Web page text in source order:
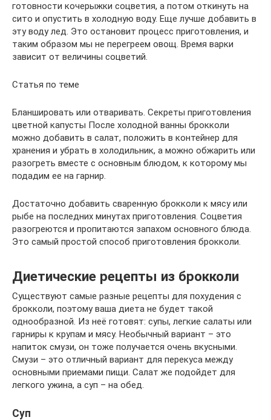
готовности кочерыжки соцветия, а потом откинуть на
сито и опустить в холодную воду. Еще лучше добавить в
эту воду лед. Это остановит процесс приготовления, и
таким образом мы не перегреем овощ. Время варки
зависит от величины соцветий.
Статья по теме
Бланшировать или отваривать. Секреты приготовления
цветной капусты После холодной ванны брокколи
можно добавить в салат, положить в контейнер для
хранения и убрать в холодильник, а можно обжарить или
разогреть вместе с основным блюдом, к которому мы
подадим ее на гарнир.
Достаточно добавить сваренную брокколи к мясу или
рыбе на последних минутах приготовления. Соцветия
разогреются и пропитаются запахом основного блюда.
Это самый простой способ приготовления брокколи.
Диетические рецепты из брокколи
Существуют самые разные рецепты для похудения с
брокколи, поэтому ваша диета не будет такой
однообразной. Из неё готовят: супы, легкие салаты или
гарниры к крупам и мясу. Необычный вариант – это
напиток смузи, он тоже получается очень вкусными.
Смузи – это отличный вариант для перекуса между
основными приемами пищи. Салат же подойдет для
легкого ужина, а суп – на обед.
Суп